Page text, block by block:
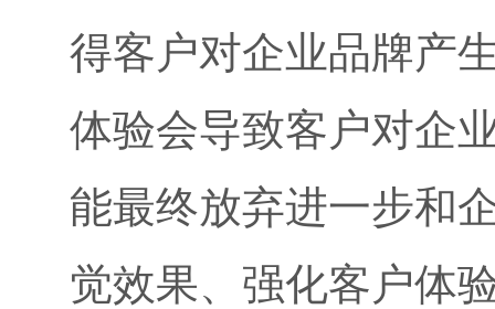
得客户对企业品牌产
体验会导致客户对企
能最终放弃进一步和
觉效果、强化客户体